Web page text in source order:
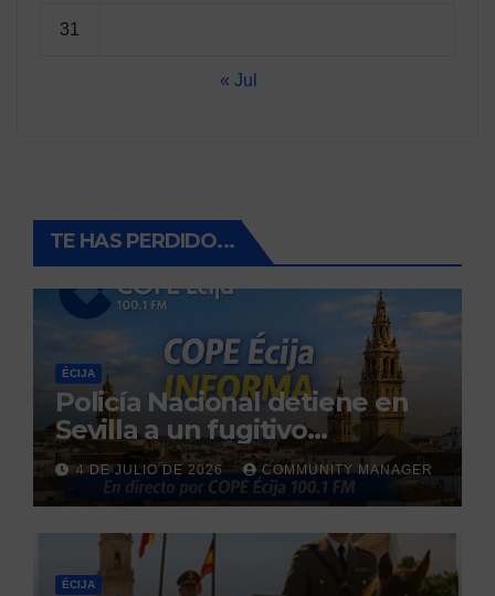
31
« Jul
TE HAS PERDIDO...
ÉCIJA
Policía Nacional detiene en
Sevilla a un fugitivo
reclamado por narcotráfico
tras no regresar a prisión
durante un permiso
penitenciario
4 DE JULIO DE 2026 COMMUNITY MANAGER
ÉCIJA